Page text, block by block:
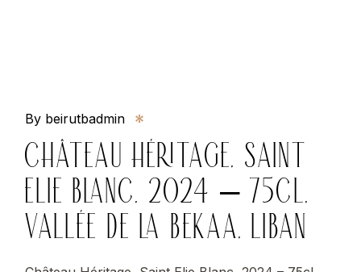
By beirutbadmin
CHÂTEAU HÉRITAGE, SAINT
ELIE BLANC, 2024 – 75CL,
VALLÉE DE LA BEKAA, LIBAN